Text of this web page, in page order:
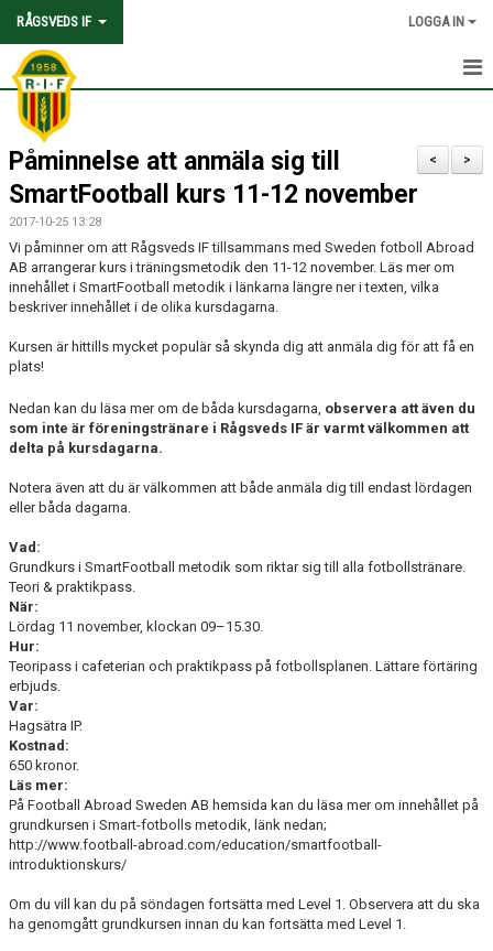
RÅGSVEDS IF LOGGA IN
HEM
KONTAKT
OM FÖRENINGEN
AVGIFTER
TRYGGHET OCH VÄRDEGRUND
KNATTEFOTBOLLSSKOLA
SKOLSAMARBETEN
SOCIAL HÅLLBARHET
TRÄNINGSKLÄDER
RÅGSVEDS IF I MEDIA
FONDER
>
<
Påminnelse att anmäla sig till
SmartFootball kurs 11-12 november
2017-10-25 13:28
Vi påminner om att Rågsveds IF tillsammans med Sweden fotboll Abroad
AB arrangerar kurs i träningsmetodik den 11-12 november. Läs mer om
innehållet i SmartFootball metodik i länkarna längre ner i texten, vilka
beskriver innehållet i de olika kursdagarna.
Kursen är hittills mycket populär så skynda dig att anmäla dig för att få en
plats!
Nedan kan du läsa mer om de båda kursdagarna, observera att även du
som inte är föreningstränare i Rågsveds IF är varmt välkommen att
delta på kursdagarna.
Notera även att du är välkommen att både anmäla dig till endast lördagen
eller båda dagarna.
Vad:
Grundkurs i SmartFootball metodik som riktar sig till alla fotbollstränare.
Teori & praktikpass.
När:
Lördag 11 november, klockan 09–15.30.
Hur:
Teoripass i cafeterian och praktikpass på fotbollsplanen. Lättare förtäring
erbjuds.
Var:
Hagsätra IP.
Kostnad:
650 kronor.
Läs mer:
På Football Abroad Sweden AB hemsida kan du läsa mer om innehållet på
grundkursen i Smart-fotbolls metodik, länk nedan;
http://www.football-abroad.com/education/smartfootball-
introduktionskurs/
Om du vill kan du på söndagen fortsätta med Level 1. Observera att du ska
ha genomgått grundkursen innan du kan fortsätta med Level 1.